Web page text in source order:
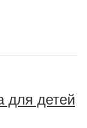
для детей